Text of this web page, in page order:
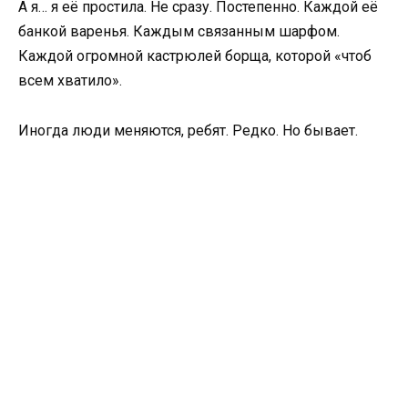
А я… я её простила. Не сразу. Постепенно. Каждой её
банкой варенья. Каждым связанным шарфом.
Каждой огромной кастрюлей борща, которой «чтоб
всем хватило».
Иногда люди меняются, ребят. Редко. Но бывает.